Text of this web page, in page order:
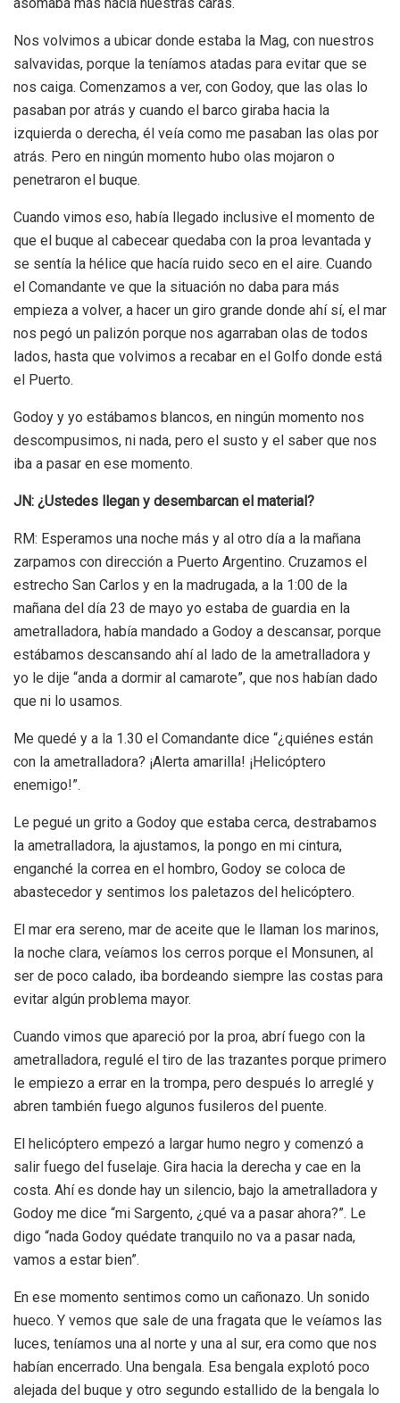
Nos volvimos a ubicar donde estaba la Mag, con nuestros
salvavidas, porque la teníamos atadas para evitar que se
nos caiga. Comenzamos a ver, con Godoy, que las olas lo
pasaban por atrás y cuando el barco giraba hacia la
izquierda o derecha, él veía como me pasaban las olas por
atrás. Pero en ningún momento hubo olas mojaron o
penetraron el buque.
Cuando vimos eso, había llegado inclusive el momento de
que el buque al cabecear quedaba con la proa levantada y
se sentía la hélice que hacía ruido seco en el aire. Cuando
el Comandante ve que la situación no daba para más
empieza a volver, a hacer un giro grande donde ahí sí, el mar
nos pegó un palizón porque nos agarraban olas de todos
lados, hasta que volvimos a recabar en el Golfo donde está
el Puerto.
Godoy y yo estábamos blancos, en ningún momento nos
descompusimos, ni nada, pero el susto y el saber que nos
iba a pasar en ese momento.
JN: ¿Ustedes llegan y desembarcan el material?
RM: Esperamos una noche más y al otro día a la mañana
zarpamos con dirección a Puerto Argentino. Cruzamos el
estrecho San Carlos y en la madrugada, a la 1:00 de la
mañana del día 23 de mayo yo estaba de guardia en la
ametralladora, había mandado a Godoy a descansar, porque
estábamos descansando ahí al lado de la ametralladora y
yo le dije “anda a dormir al camarote”, que nos habían dado
que ni lo usamos.
Me quedé y a la 1.30 el Comandante dice “¿quiénes están
con la ametralladora? ¡Alerta amarilla! ¡Helicóptero
enemigo!”.
Le pegué un grito a Godoy que estaba cerca, destrabamos
la ametralladora, la ajustamos, la pongo en mi cintura,
enganché la correa en el hombro, Godoy se coloca de
abastecedor y sentimos los paletazos del helicóptero.
El mar era sereno, mar de aceite que le llaman los marinos,
la noche clara, veíamos los cerros porque el Monsunen, al
ser de poco calado, iba bordeando siempre las costas para
evitar algún problema mayor.
Cuando vimos que apareció por la proa, abrí fuego con la
ametralladora, regulé el tiro de las trazantes porque primero
le empiezo a errar en la trompa, pero después lo arreglé y
abren también fuego algunos fusileros del puente.
El helicóptero empezó a largar humo negro y comenzó a
salir fuego del fuselaje. Gira hacia la derecha y cae en la
costa. Ahí es donde hay un silencio, bajo la ametralladora y
Godoy me dice “mi Sargento, ¿qué va a pasar ahora?”. Le
digo “nada Godoy quédate tranquilo no va a pasar nada,
vamos a estar bien”.
En ese momento sentimos como un cañonazo. Un sonido
hueco. Y vemos que sale de una fragata que le veíamos las
luces, teníamos una al norte y una al sur, era como que nos
habían encerrado. Una bengala. Esa bengala explotó poco
alejada del buque y otro segundo estallido de la bengala lo